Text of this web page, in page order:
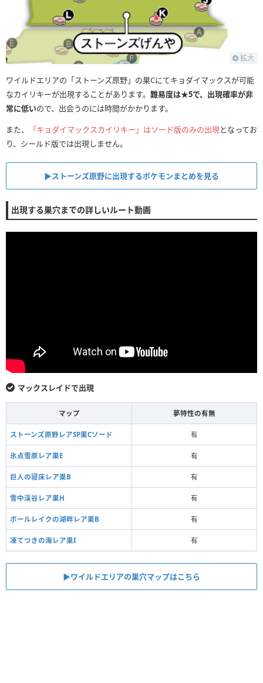
拡大
ワイルドエリアの「ストーンズ原野」の巣Cにてキョダイマックスが可能
なカイリキーが出現することがあります。 難易度は★5で、出現確率が非
常に低いので、出会うのには時間がかかります。
また、
「キョダイマックスカイリキー」はソード版のみの出現となってお
り、シールド版では出現しません。
▶︎ストーンズ原野に出現するポケモンまとめを見る
出現する巣穴までの詳しいルート動画
マックスレイドで出現
マップ 夢特性の有無
ストーンズ原野レアSP巣Cソード 有
氷点雪原レア巣E 有
巨人の寝床レア巣B 有
雪中渓谷レア巣H 有
ボールレイクの湖畔レア巣B 有
凍てつきの海レア巣I 有
▶ワイルドエリアの巣穴マップはこちら